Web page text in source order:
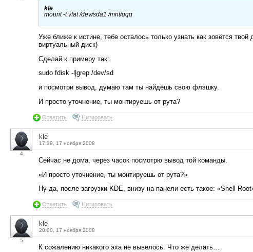
kle
mount -t vfat /dev/sda1 /mnt/qqq
Уже ближе к истине, тебе осталось только узнать как зовётся
виртуальный диск)
Сделай к примеру так:
sudo fdisk -l|grep /dev/sd
и посмотри вывод, думаю там ты найдёшь свою флэшку.
И просто уточнение, ты монтируешь от рута?
Ответить Цитировать
4
kle
17:39, 17 ноября 2008
Сейчас не дома, через часок посмотрю вывод той команды.
«И просто уточнение, ты монтируешь от рута?»
Ну да, после загрузки KDE, внизу на панели есть такое: «Shell
Ответить Цитировать
5
kle
20:00, 17 ноября 2008
К сожалению никакого эха не вывелось. Что же делать…